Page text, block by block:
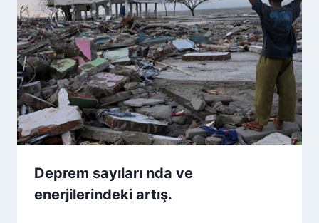
Deprem sayıları nda ve
enerjilerindeki artış.